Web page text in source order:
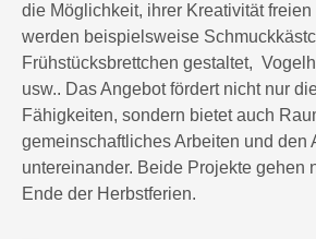
die Möglichkeit, ihrer Kreativität
werden beispielsweise
Frühstücksbrettchen gestaltet,
usw.. Das Angebot fördert nicht nur
Fähigkeiten, sondern bietet auch
gemeinschaftliches Arbeiten und den
untereinander. Beide Projekte gehen
Ende der Herbstferien.